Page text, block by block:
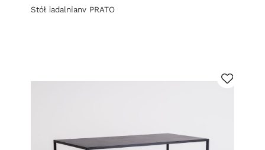
Stół jadalniany PRATO